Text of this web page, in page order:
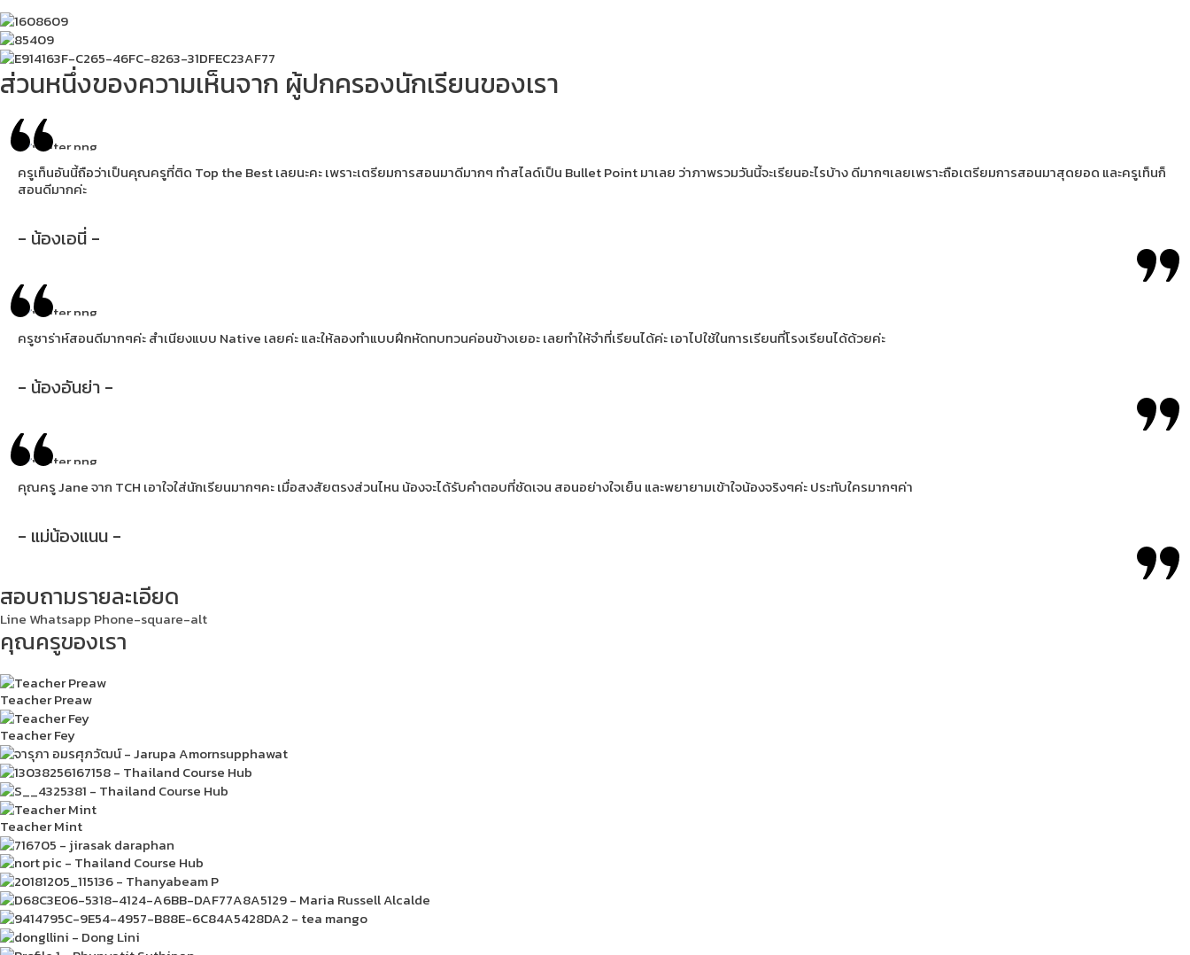
ส่วนหนึ่งของความเห็นจาก ผู้ปกครองนักเรียนของเรา
ครูเท็นอันนี้ถือว่าเป็นคุณครูที่ติด Top the Best เลยนะคะ เพราะเตรียมการสอนมาดีมากๆ ทำสไลด์เป็น Bullet Point มาเลย ว่าภาพรวมวันนี้จะเรียนอะไรบ้าง ดีมากๆเลยเพราะถือเตรียมการสอนมาสุดยอด และครูเท็นก็
สอนดีมากค่ะ
- น้องเอนี่ -
ครูซาร่าห์สอนดีมากๆค่ะ สำเนียงแบบ Native เลยค่ะ และให้ลองทำแบบฝึกหัดทบทวนค่อนข้างเยอะ เลยทำให้จำที่เรียนได้ค่ะ เอาไปใช้ในการเรียนที่โรงเรียนได้ด้วยค่ะ
- น้องอันย่า -
คุณครู Jane จาก TCH เอาใจใส่นักเรียนมากๆคะ เมื่อสงสัยตรงส่วนไหน น้องจะได้รับคำตอบที่ชัดเจน สอนอย่างใจเย็น และพยายามเข้าใจน้องจริงๆค่ะ ประทับใครมากๆค่า
- แม่น้องแนน -
สอบถามรายละเอียด
Line Whatsapp Phone-square-alt
คุณครูของเรา
Teacher Preaw
Teacher Fey
Teacher Mint